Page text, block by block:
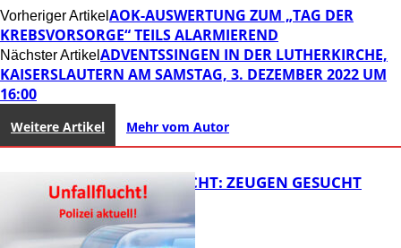
Vorheriger Artikel AOK-AUSWERTUNG ZUM „TAG DER
KREBSVORSORGE“ TEILS ALARMIEREND
Nächster Artikel ADVENTSSINGEN IN DER LUTHERKIRCHE,
KAISERSLAUTERN AM SAMSTAG, 3. DEZEMBER 2022 UM
16:00
Weitere Artikel Mehr vom Autor
UNFALLFLUCHT: ZEUGEN GESUCHT